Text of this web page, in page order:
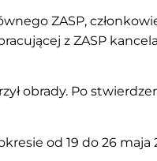
ZASP,
z ZASP
obrady. Po
od 19 do 26 maja